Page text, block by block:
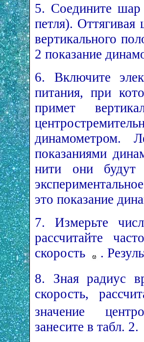
5. Соедините
петля).
вертикального
2 показание
6. Включите
питания, при
примет
динамометром.
показаниями
нити они
это показание
7. Измерьте
рассчитайте
скорость
.
8. Зная радиус
скорость,
значение
занесите в табл. 2.